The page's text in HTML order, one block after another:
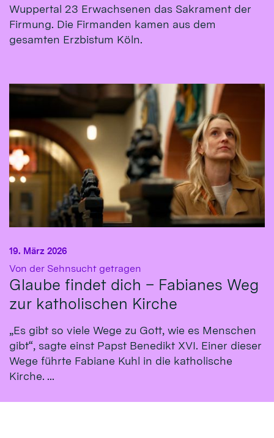
Wuppertal 23 Erwachsenen das Sakrament der
Firmung. Die Firmanden kamen aus dem
gesamten Erzbistum Köln.
Von der Sehnsucht getragen
Glaube findet dich – Fabianes Weg
zur katholischen Kirche
19. März 2026
„Es gibt so viele Wege zu Gott, wie es Menschen
gibt“, sagte einst Papst Benedikt XVI. Einer dieser
Wege führte Fabiane Kuhl in die katholische
Kirche. ...